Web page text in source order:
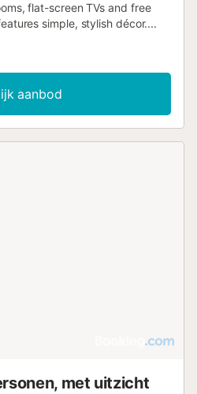
flat-screen TVs and free
simple, stylish décor....
aanbod
met uitzicht